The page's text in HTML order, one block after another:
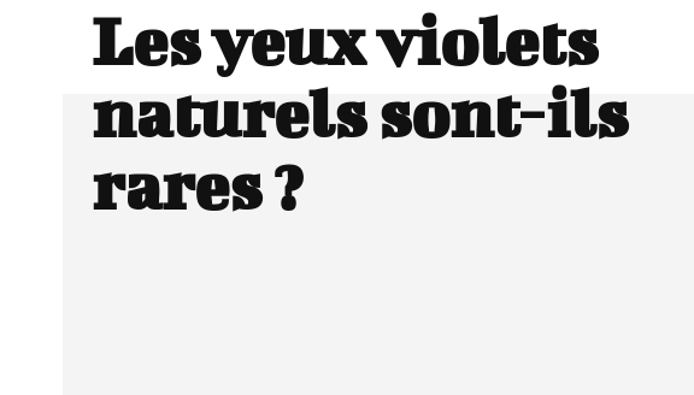
Les yeux violets
naturels sont-ils
rares ?